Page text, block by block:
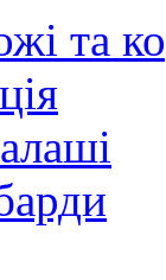
та